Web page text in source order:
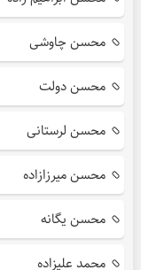
محسن چاوشی
محسن دولت
محسن لرستانی
محسن میرزازاده
محسن یگانه
محمد علیزاده